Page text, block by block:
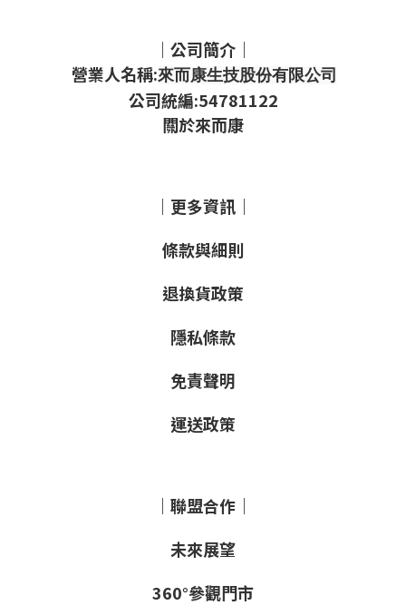
｜公司簡介｜
營業人名稱:來而康生技股份有限公司
公司統編:54781122
關於來而康
｜更多資訊｜
條款與細則
退換貨政策
隱私條款
免責聲明
運送政策
｜聯盟合作｜
未來展望
360°參觀門市